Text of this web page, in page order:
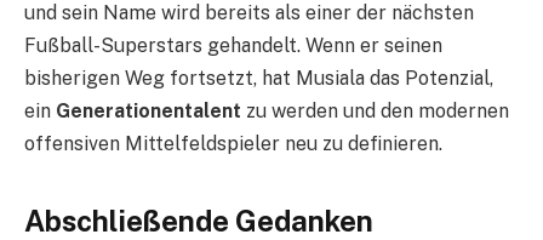
und sein Name wird bereits als einer der nächsten
Fußball-Superstars gehandelt. Wenn er seinen
bisherigen Weg fortsetzt, hat Musiala das Potenzial,
ein Generationentalent zu werden und den modernen
offensiven Mittelfeldspieler neu zu definieren.
Abschließende Gedanken